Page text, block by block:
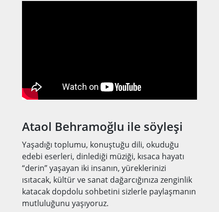
Ataol Behramoğlu ile söyleşi
Yaşadığı toplumu, konuştuğu dili, okuduğu
edebi eserleri, dinlediği müziği, kısaca hayatı
“derin” yaşayan iki insanın, yüreklerinizi
ısıtacak, kültür ve sanat dağarcığınıza zenginlik
katacak dopdolu sohbetini sizlerle paylaşmanın
mutluluğunu yaşıyoruz.